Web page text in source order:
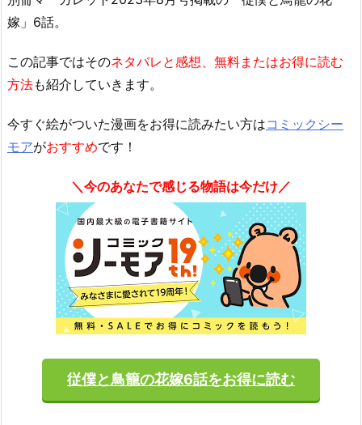
嫁」6話。
この記事ではそのネタバレと感想、無料またはお得に読む
方法も紹介していきます。
今すぐ絵がついた漫画をお得に読みたい方はコミックシー
モアがおすすめです！
＼今のあなたで感じる物語は今だけ／
従僕と鳥籠の花嫁6話をお得に読む